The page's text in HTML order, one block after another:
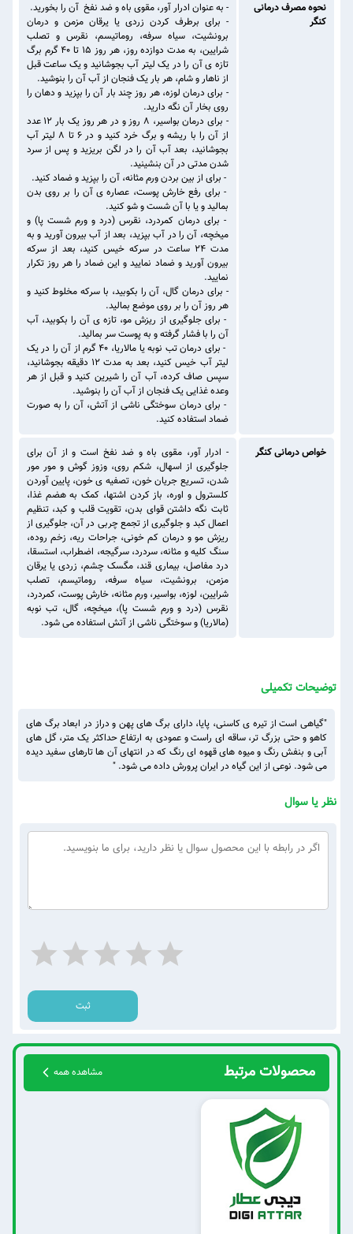
نحوه مصرف درمانی
کنگر
- به عنوان ادرار آور، مقوی باه و ضد نفخ آن را بخورید.
- برای برطرف کردن زردی یا یرقان مزمن و درمان
برونشیت، سیاه سرفه، روماتیسم، نقرس و تصلب
شرایین، به مدت دوازده روز، هر روز 15 تا 40 گرم برگ
تازه ی آن را در یک لیتر آب بجوشانید و یک ساعت قبل
از ناهار و شام، هر بار یک فنجان از آب آن را بنوشید.
- برای درمان لوزه، هر روز چند بار آن را بپزید و دهان را
روی بخار آن نگه دارید.
- برای درمان بواسیر، ۸ روز و در هر روز یک بار ۱۲ عدد
از آن را با ریشه و برگ خرد کنید و در ۶ تا ۸ لیتر آب
بجوشانید، بعد آب آن را در لگن بریزید و پس از سرد
شدن مدتی در آن بنشینید.
- برای از بین بردن ورم مثانه، آن را بپزید و ضماد کنید.
- برای رفع خارش پوست، عصاره ی آن را بر روی بدن
بمالید و یا با آن شست و شو کنید.
- برای درمان کمردرد، نقرس (درد و ورم شست پا) و
میخچه، آن را در آب بپزید، بعد از آب بیرون آورید و به
مدت ۲۴ ساعت در سرکه خیس کنید، بعد از سرکه
بیرون آورید و ضماد نمایید و این ضماد را هر روز تکرار
نمایید.
- برای درمان گال، آن را بکوبید، با سرکه مخلوط کنید و
هر روز آن را بر روی موضع بمالید.
- برای جلوگیری از ریزش مو، تازه ی آن را بکوبید، آب
آن را با فشار گرفته و به پوست سر بمالید.
- برای درمان تب نوبه یا مالاریا، ۴۰ گرم از آن را در یک
لیتر آب خیس کنید، بعد به مدت ۱۲ دقیقه بجوشانید،
سپس صاف کرده، آب آن را شیرین کنید و قبل از هر
وعده غذایی یک فنجان از آب آن را بنوشید.
- برای درمان سوختگی ناشی از آتش، آن را به صورت
ضماد استفاده کنید.
خواص درمانی کنگر
- ادرار آور، مقوی باه و ضد نفخ است و از آن برای
جلوگیری از اسهال، شکم روی، وزوز گوش و مور مور
شدن، تسریع جریان خون، تصفیه ی خون، پایین آوردن
کلسترول و اوره، باز کردن اشتها، کمک به هضم غذا،
ثابت نگه داشتن قوای بدن، تقویت قلب و کبد، تنظیم
اعمال کبد و جلوگیری از تجمع چربی در آن، جلوگیری از
ریزش مو و درمان کم خونی، جراحات ریه، زخم روده،
سنگ کلیه و مثانه، سردرد، سرگیجه، اضطراب، استسقا،
درد مفاصل، بیماری قند، مگسک چشم، زردی یا یرقان
مزمن، برونشیت، سیاه سرفه، روماتیسم، تصلب
شرایین، لوزه، بواسیر، ورم مثانه، خارش پوست، کمردرد،
نقرس (درد و ورم شست پا)، میخچه، گال، تب نوبه
(مالاریا) و سوختگی ناشی از آتش استفاده می شود.
توضیحات تکمیلی
"گیاهی است از تیره ی کاسنی، پایا، دارای برگ های پهن و دراز در ابعاد برگ های
کاهو و حتی بزرگ تر، ساقه ای راست و عمودی به ارتفاع حداکثر یک متر، گل های
آبی و بنفش رنگ و میوه های قهوه ای رنگ که در انتهای آن ها تارهای سفید دیده
می شود. نوعی از این گیاه در ایران پرورش داده می شود. "
نظر یا سوال
ثبت
محصولات مرتبط مشاهده همه